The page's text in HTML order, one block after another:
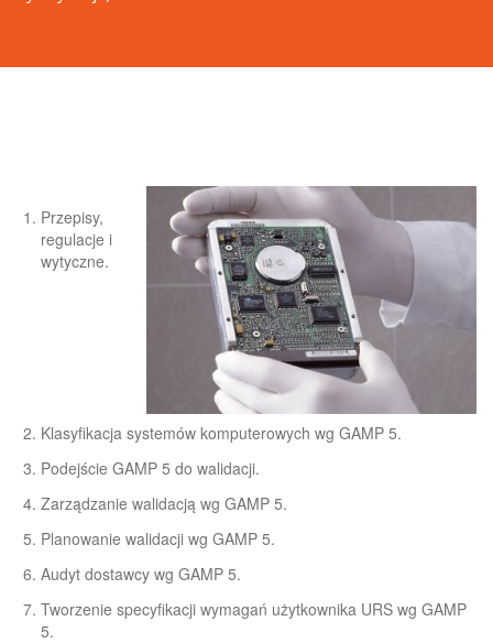
Przepisy,
regulacje i
wytyczne.
Klasyfikacja systemów komputerowych wg GAMP 5.
Podejście GAMP 5 do walidacji.
Zarządzanie walidacją wg GAMP 5.
Planowanie walidacji wg GAMP 5.
Audyt dostawcy wg GAMP 5.
Tworzenie specyfikacji wymagań użytkownika URS wg GAMP
5.